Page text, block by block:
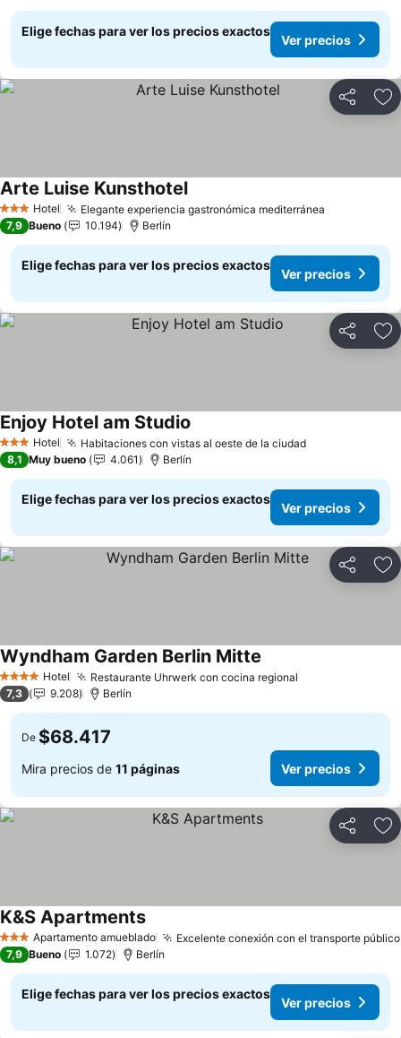
Elige fechas para ver los precios exactos
Ver precios
Compartir
3 Estrellas
Hotel Elegante experiencia gastronómica mediterránea
Arte Luise KunsthotelVer precios
7,9 Bueno 10.194 Berlín
Elige fechas para ver los precios exactos
Ver precios
Compartir
3 Estrellas
Hotel Habitaciones con vistas al oeste de la ciudadVer precios
Enjoy Hotel am Studio
8,1 Muy bueno 4.061 Berlín
Elige fechas para ver los precios exactos
Ver precios
Compartir
4 EstrellasHotel Restaurante Uhrwerk con cocina regional
Wyndham Garden Berlin Mitte
7,3 9.208 Berlín
De $68.417
Mira precios de 11 páginas Ver precios
Compartir
3 EstrellasApartamento amueblado Excelente conexión con el transporte público
K&S ApartmentsVer precios
7,9 Bueno 1.072 Berlín
Elige fechas para ver los precios exactos
Ver precios